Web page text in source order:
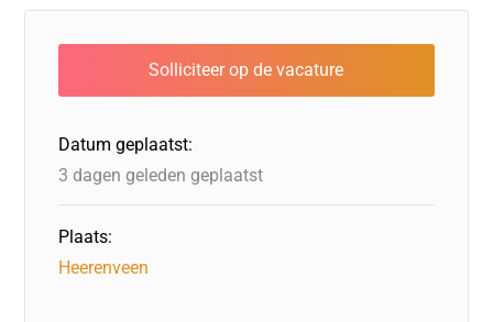
e
b
o
o
k
e
dI
n
o
d
o
n
a
d
s
s
A
p
l
Datum geplaatst:
3 dagen geleden geplaatst
Plaats:
Heerenveen